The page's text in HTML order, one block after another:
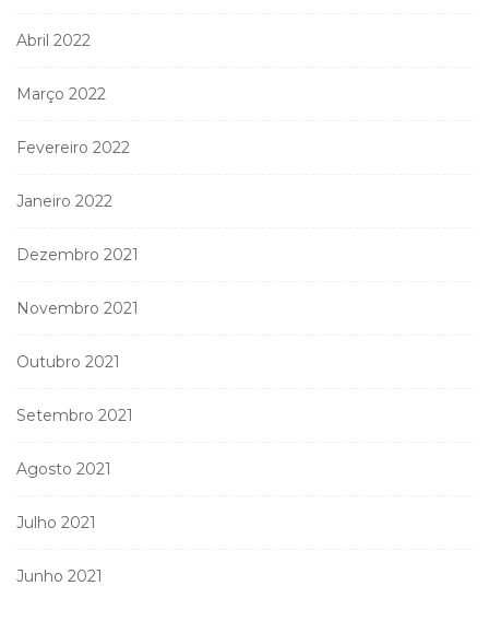
Abril 2022
Março 2022
Fevereiro 2022
Janeiro 2022
Dezembro 2021
Novembro 2021
Outubro 2021
Setembro 2021
Agosto 2021
Julho 2021
Junho 2021